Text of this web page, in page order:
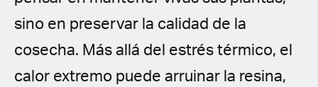
sino en preservar la calidad de la
cosecha. Más allá del estrés térmico, el
calor extremo puede arruinar la resina,